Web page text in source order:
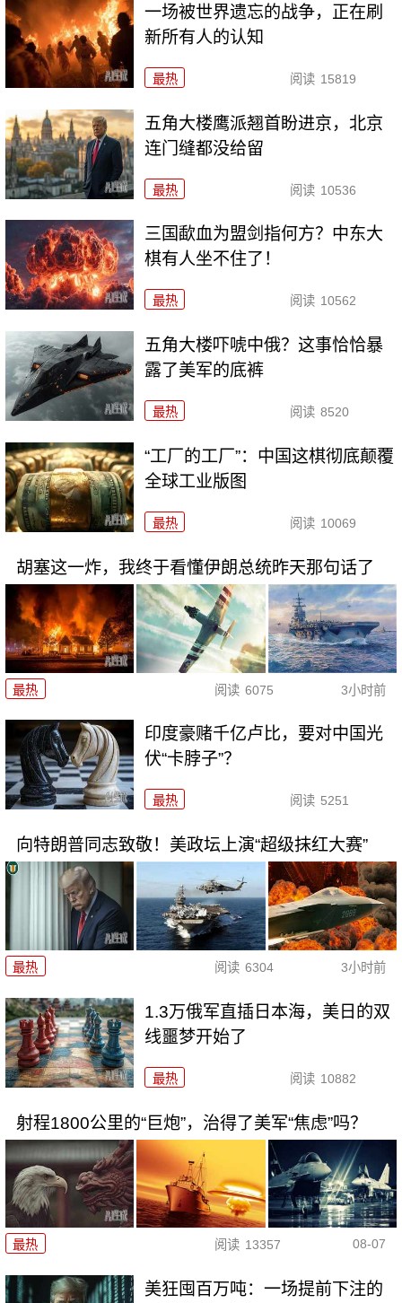
一场被世界遗忘的战争，正在刷
新所有人的认知
最热 阅读 15819
五角大楼鹰派翘首盼进京，北京
连门缝都没给留
最热 阅读 10536
三国歃血为盟剑指何方？中东大
棋有人坐不住了！
最热 阅读 10562
五角大楼吓唬中俄？这事恰恰暴
露了美军的底裤
最热 阅读 8520
“工厂的工厂”：中国这棋彻底颠覆
全球工业版图
最热 阅读 10069
胡塞这一炸，我终于看懂伊朗总统昨天那句话了
最热 阅读 6075 3小时前
印度豪赌千亿卢比，要对中国光
伏“卡脖子”？
最热 阅读 5251
向特朗普同志致敬！美政坛上演“超级抹红大赛”
最热 阅读 6304 3小时前
1.3万俄军直插日本海，美日的双
线噩梦开始了
最热 阅读 10882
射程1800公里的“巨炮”，治得了美军“焦虑”吗？
最热 阅读 13357 08-07
美狂囤百万吨：一场提前下注的